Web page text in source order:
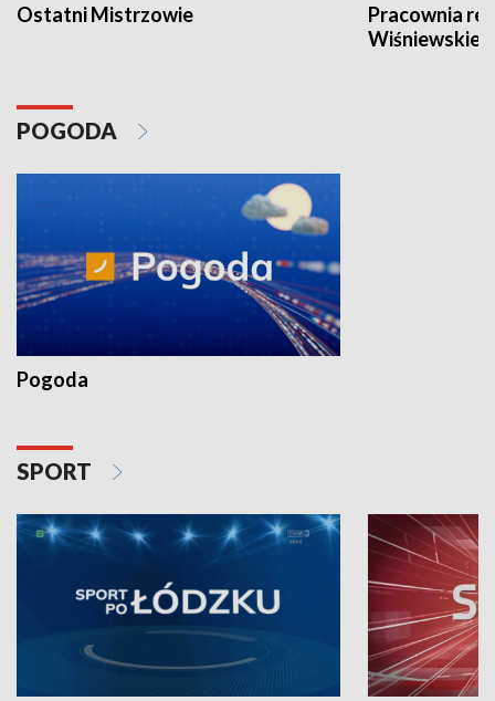
Ostatni Mistrzowie
Pracownia
POGODA
Pogoda
SPORT